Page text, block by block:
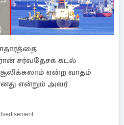
சர்வதேசக் கடல்
என்ற வாதம்
என்றும் அவர்